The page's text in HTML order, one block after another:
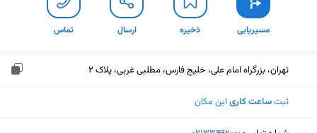
مسیریابی ذخیره ارسال تماس
تهران، بزرگراه امام علی، خلیج فارس، مطلبی غربی، پلاک 2
ثبتساعت کاری این مکان